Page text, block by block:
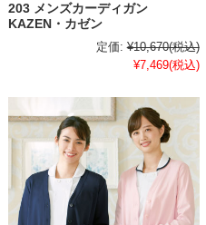
203 メンズカーディガン
KAZEN・カゼン
定価: ¥10,670(税込)
¥7,469(税込)